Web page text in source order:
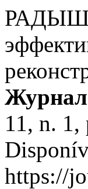
Журнал
11, n.
https://